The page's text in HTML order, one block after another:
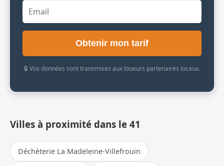
Obtenir mon tarif
🔒 Vos données sont transmises aux loueurs partenaires locaux.
Villes à proximité dans le 41
Déchèterie La Madeleine-Villefrouin